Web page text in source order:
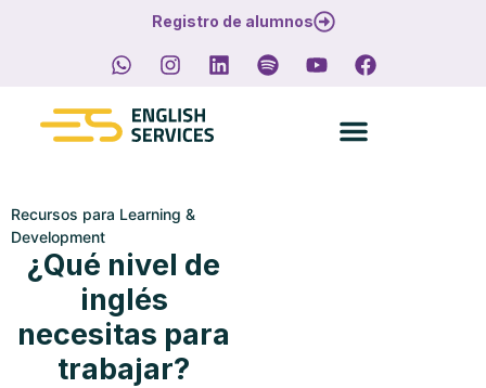
Registro de alumnos
Recursos para Learning &
Development
¿Qué nivel de
inglés
necesitas para
trabajar?